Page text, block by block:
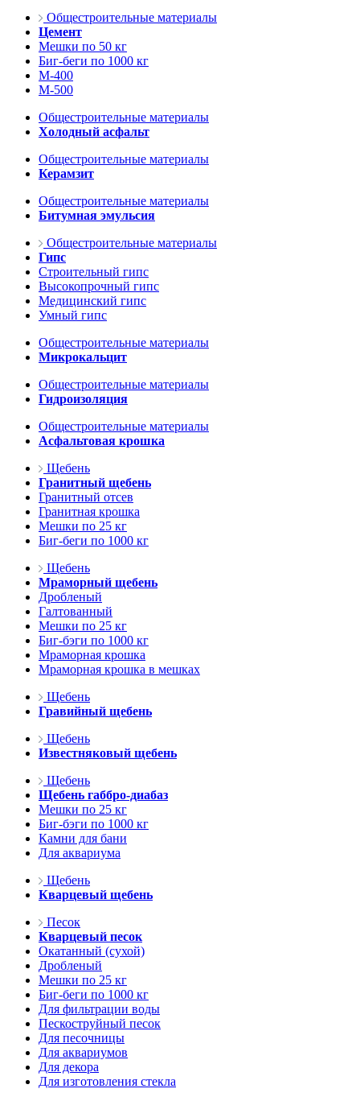
Общестроительные материалы
Цемент
Мешки по 50 кг
Биг-беги по 1000 кг
М-400
М-500
Общестроительные материалы
Холодный асфальт
Общестроительные материалы
Керамзит
Общестроительные материалы
Битумная эмульсия
Общестроительные материалы
Гипс
Строительный гипс
Высокопрочный гипс
Медицинский гипс
Умный гипс
Общестроительные материалы
Микрокальцит
Общестроительные материалы
Гидроизоляция
Общестроительные материалы
Асфальтовая крошка
Щебень
Гранитный щебень
Гранитный отсев
Гранитная крошка
Мешки по 25 кг
Биг-беги по 1000 кг
Щебень
Мраморный щебень
Дробленый
Галтованный
Мешки по 25 кг
Биг-бэги по 1000 кг
Мраморная крошка
Мраморная крошка в мешках
Щебень
Гравийный щебень
Щебень
Известняковый щебень
Щебень
Щебень габбро-диабаз
Мешки по 25 кг
Биг-бэги по 1000 кг
Камни для бани
Для аквариума
Щебень
Кварцевый щебень
Песок
Кварцевый песок
Окатанный (сухой)
Дробленый
Мешки по 25 кг
Биг-беги по 1000 кг
Для фильтрации воды
Пескоструйный песок
Для песочницы
Для аквариумов
Для декора
Для изготовления стекла